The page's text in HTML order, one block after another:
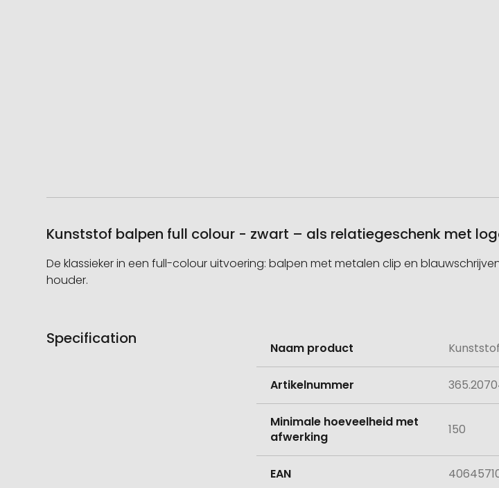
Kunststof balpen full colour - zwart – als relatiegeschenk met
De klassieker in een full-colour uitvoering: balpen met metalen clip en
houder.
Specification
informatie
Naam product
Artikelnummer
Minimale hoeveelheid met
afwerking
150
EAN